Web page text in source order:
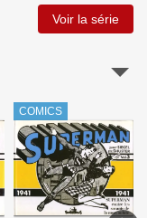
Voir la série
COMICS